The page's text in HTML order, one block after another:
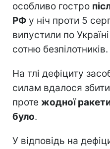
особливо гостро
РФ у ніч проти 5
випустили по
сотню безпілотників.
На тлі дефіциту
силам вдалося
проте жодної
було.
У відповідь на